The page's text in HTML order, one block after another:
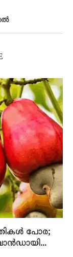
പോര;